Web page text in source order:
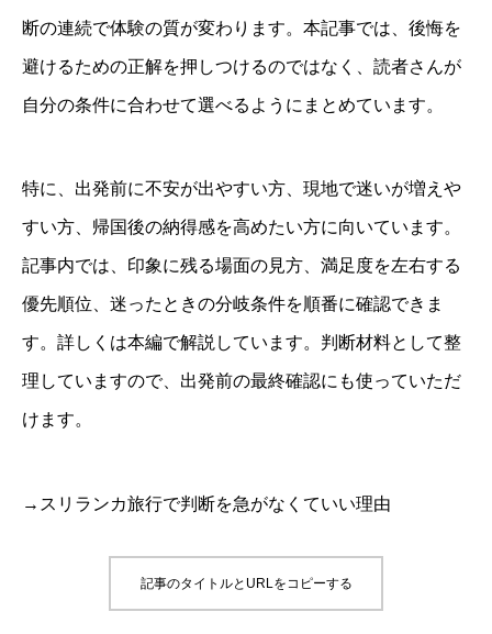
断の連続で体験の質が変わります。本記事では、後悔を
避けるための正解を押しつけるのではなく、読者さんが
自分の条件に合わせて選べるようにまとめています。
特に、出発前に不安が出やすい方、現地で迷いが増えや
すい方、帰国後の納得感を高めたい方に向いています。
記事内では、印象に残る場面の見方、満足度を左右する
優先順位、迷ったときの分岐条件を順番に確認できま
す。詳しくは本編で解説しています。判断材料として整
理していますので、出発前の最終確認にも使っていただ
けます。
→スリランカ旅行で判断を急がなくていい理由
記事のタイトルとURLをコピーする